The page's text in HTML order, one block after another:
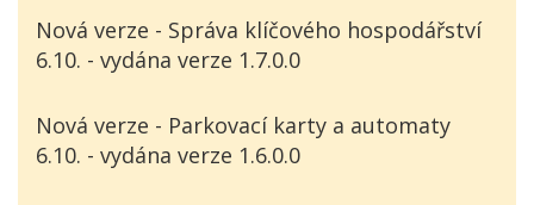
Nová verze - Správa klíčového hospodářství
6.10. - vydána verze 1.7.0.0
Nová verze - Parkovací karty a automaty
6.10. - vydána verze 1.6.0.0